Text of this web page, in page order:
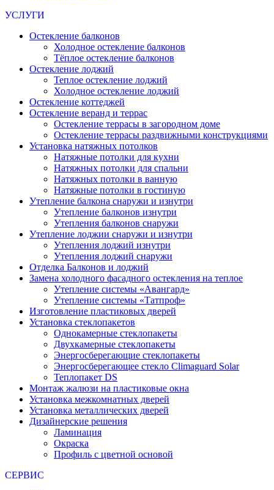
УСЛУГИ
Остекление балконов
Холодное остекление балконов
Тёплое остекление балконов
Остекление лоджий
Теплое остекление лоджий
Холодное остекление лоджий
Остекление коттеджей
Остекление веранд и террас
Остекление террасы в загородном доме
Остекление террасы раздвижными конструкциями
Установка натяжных потолков
Натяжные потолки для кухни
Натяжных потолки для спальни
Натяжных потолки в ванную
Натяжные потолки в гостиную
Утепление балкона снаружи и изнутри
Утепление балконов изнутри
Утепления балконов снаружи
Утепление лоджии снаружи и изнутри
Утепления лоджий изнутри
Утепления лоджий снаружи
Отделка Балконов и лоджий
Замена холодного фасадного остекления на теплое
Утепление системы «Авангард»
Утепление системы «Татпроф»
Изготовление пластиковых дверей
Установка стеклопакетов
Однокамерные стеклопакеты
Двухкамерные стеклопакеты
Энергосберегающие стеклопакеты
Энергосберегающее стекло Climaguard Solar
Теплопакет DS
Монтаж жалюзи на пластиковые окна
Установка межкомнатных дверей
Установка металлических дверей
Дизайнерские решения
Ламинация
Окраска
Профиль с цветной основой
СЕРВИС